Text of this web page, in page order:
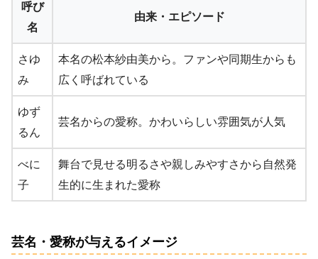
呼び
名
由来・エピソード
さゆ
み
本名の松本紗由美から。ファンや同期生からも
広く呼ばれている
ゆず
るん
芸名からの愛称。かわいらしい雰囲気が人気
べに
子
舞台で見せる明るさや親しみやすさから自然発
生的に生まれた愛称
芸名・愛称が与えるイメージ